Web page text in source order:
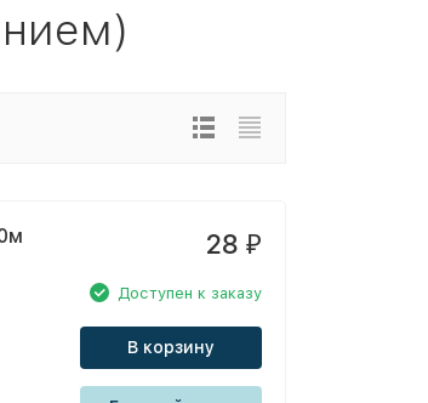
28 ₽
Доступен к заказу
В корзину